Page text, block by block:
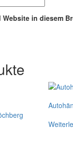
Website in diesem